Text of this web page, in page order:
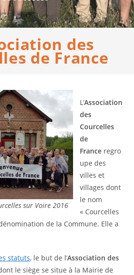
des
de France
sur Voire 2016
L’Association
des
Courcelles
de
France regro
upe des
villes et
villages dont
le nom
« Courcelles
de la Commune. Elle a
statuts, le but de l’Association des
le siège se situe à la Mairie de